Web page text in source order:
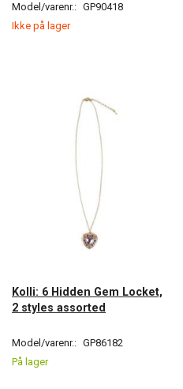
Model/varenr.: GP90418
Ikke på lager
Kolli: 6 Hidden Gem Locket,
2 styles assorted
Model/varenr.: GP86182
På lager